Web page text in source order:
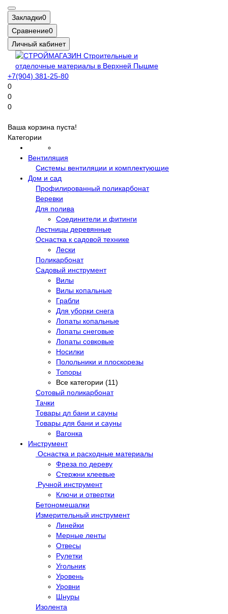
Закладки0
Сравнение0
Личный кабинет
+7(904) 381-25-80
0
0
0
Ваша корзина пуста!
Категории
Вентиляция
Системы вентиляции и комплектующие
Дом и сад
Профилированный поликарбонат
Веревки
Для полива
Соединители и фитинги
Лестницы деревянные
Оснастка к садовой технике
Лески
Поликарбонат
Садовый инструмент
Вилы
Вилы копальные
Грабли
Для уборки снега
Лопаты копальные
Лопаты снеговые
Лопаты совковые
Носилки
Полольники и плоскорезы
Топоры
Все категории (11)
Сотовый поликарбонат
Тачки
Товары дл бани и сауны
Товары для бани и сауны
Вагонка
Инструмент
Оснастка и расходные материалы
Фреза по дереву
Стержни клеевые
Ручной инструмент
Ключи и отвертки
Бетономешалки
Измерительный инструмент
Линейки
Мерные ленты
Отвесы
Рулетки
Угольник
Уровень
Уровни
Шнуры
Изолента